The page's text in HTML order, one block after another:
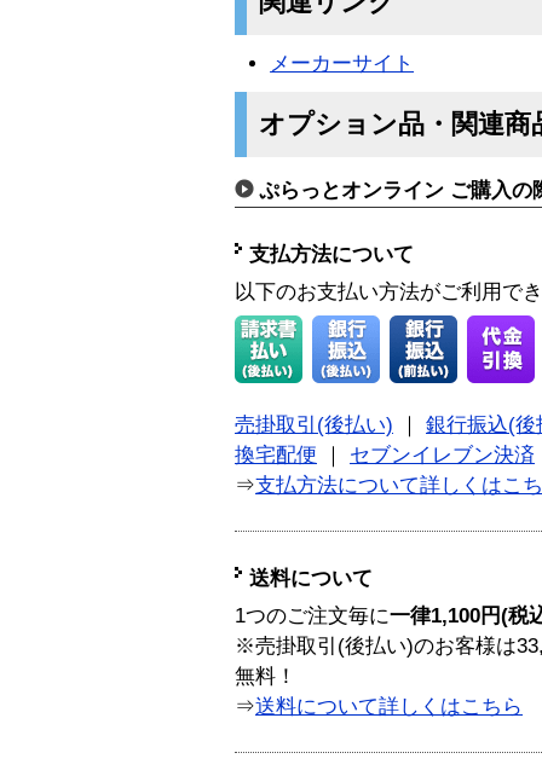
メーカーサイト
オプション品・関連商
ぷらっとオンライン ご購入の
支払方法について
以下のお支払い方法がご利用で
売掛取引(後払い)
銀行振込(後
換宅配便
セブンイレブン決済
⇒支払方法について詳しくはこ
送料について
1つのご注文毎に一律1,100円(税
※売掛取引(後払い)のお客様は
無料！
⇒送料について詳しくはこちら